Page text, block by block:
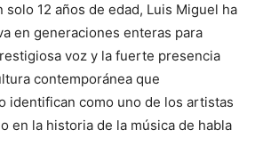
12 años de edad, Luis Miguel ha
en generaciones enteras para
voz y la fuerte presencia
contemporánea que
identifican como uno de los artistas
en la historia de la música de habla